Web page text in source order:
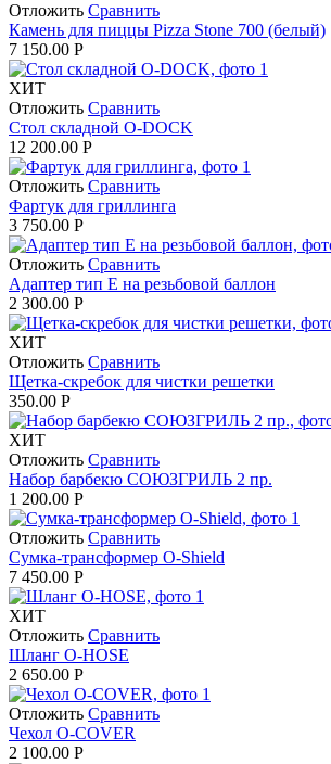
Отложить Сравнить
Камень для пиццы Pizza Stone 700 (белый)
7 150.00 Р
ХИТ
Отложить Сравнить
Стол складной O-DOCK
12 200.00 Р
Отложить Сравнить
Фартук для гриллинга
3 750.00 Р
Отложить Сравнить
Адаптер тип Е на резьбовой баллон
2 300.00 Р
ХИТ
Отложить Сравнить
Щетка-скребок для чистки решетки
350.00 Р
ХИТ
Отложить Сравнить
Набор барбекю СОЮЗГРИЛЬ 2 пр.
1 200.00 Р
Отложить Сравнить
Сумка-трансформер O-Shield
7 450.00 Р
ХИТ
Отложить Сравнить
Шланг O-HOSE
2 650.00 Р
Отложить Сравнить
Чехол O-COVER
2 100.00 Р